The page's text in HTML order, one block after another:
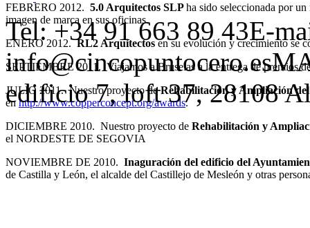
FEBRERO 2012. 5.0 Arquitectos SLPha sido seleccionada por
imagen de marca en sus oficinas.
ENERO 2012.RL2 Arquitectosen su evolución y crecimiento se
SEPTIEMBRE 2011. Viajamos a Bruselas a la entrega de premios
JULIO 2011. Nuestro proyecto deRehabilitación y Ampliación
enhttp://www.copperconcept.org/awards.
DICIEMBRE 2010. Nuestro proyecto de Rehabilitación y
el NORDESTE DE SEGOVIA
NOVIEMBRE DE 2010. Inaguración del edificio del
de Castilla y León, el alcalde del Castillejo de Mesleón y otras
Tel: +34 91 663 89 43E-
info@cincopuntocero.es
edificio 7, loft 37, 28108